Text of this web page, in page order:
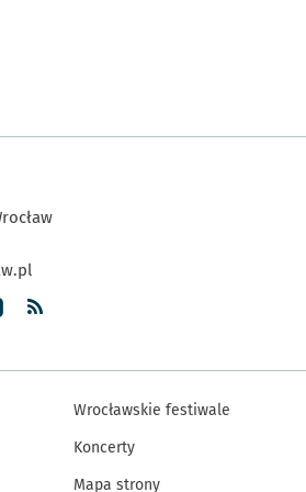
Wrocławskie festiwale
Koncerty
Mapa strony